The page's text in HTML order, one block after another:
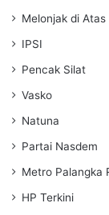
Melonjak di
IPSI
Pencak Silat
Vasko
Natuna
Partai Nasdem
Metro Palangka
HP Terkini